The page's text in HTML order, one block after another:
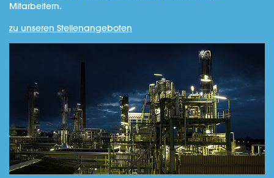
Mitarbeitern.
zu unseren Stellenangeboten